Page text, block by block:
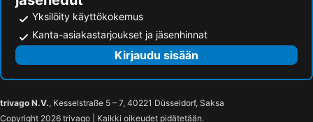
Yksilöity käyttökokemus
Kanta-asiakastarjoukset ja jäsenhinnat
Kirjaudu sisään
trivago N.V., Kesselstraße 5 – 7, 40221 Düsseldorf, Saksa
Copyright 2026 trivago | Kaikki oikeudet pidätetään.